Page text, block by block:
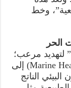
وخط
الحر
لتهديد مرعب؛
حيث أدت موجات الحر البحرية (Marine Heatwaves) إلى
الناتج